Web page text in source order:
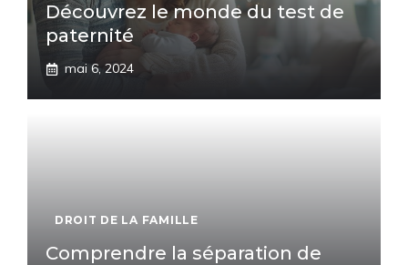
Découvrez le monde du test de
paternité
mai 6, 2024
DROIT DE LA FAMILLE
Comprendre la séparation de